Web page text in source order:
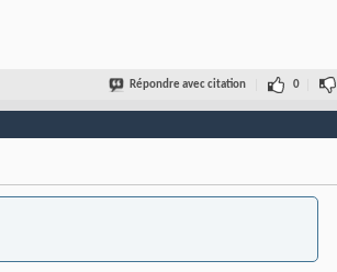
Répondre avec citation 0